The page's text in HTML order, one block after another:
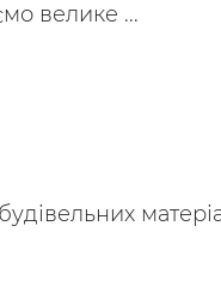
велике ...